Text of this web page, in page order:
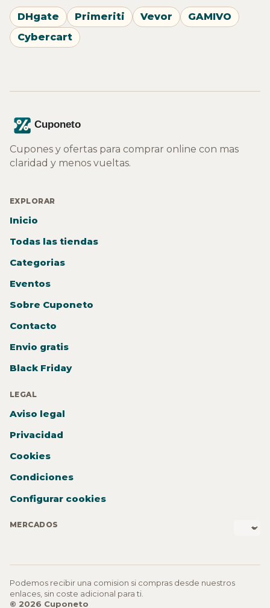
DHgate Primeriti Vevor
GAMIVO
Cybercart
Cupones y ofertas para comprar online con mas
claridad y menos vueltas.
EXPLORAR
Inicio
Todas las tiendas
Categorias
Eventos
Sobre Cuponeto
Contacto
Envio gratis
Black Friday
LEGAL
Aviso legal
Privacidad
Cookies
Condiciones
Configurar cookies
MERCADOS
Podemos recibir una comision si compras desde nuestros
enlaces, sin coste adicional para ti.
© 2026 Cuponeto